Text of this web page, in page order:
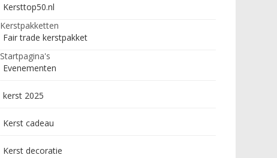
Kersttop50.nl
Kerstpakketten
Fair trade kerstpakket
Startpagina's
Evenementen
kerst 2025
Kerst cadeau
Kerst decoratie